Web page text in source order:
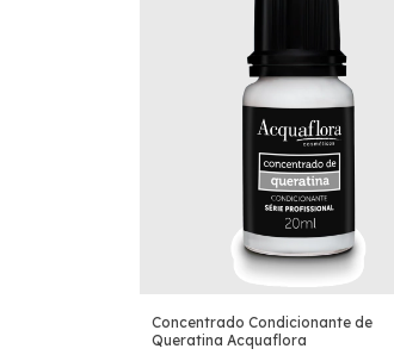
Concentrado Condicionante de
Queratina Acquaflora